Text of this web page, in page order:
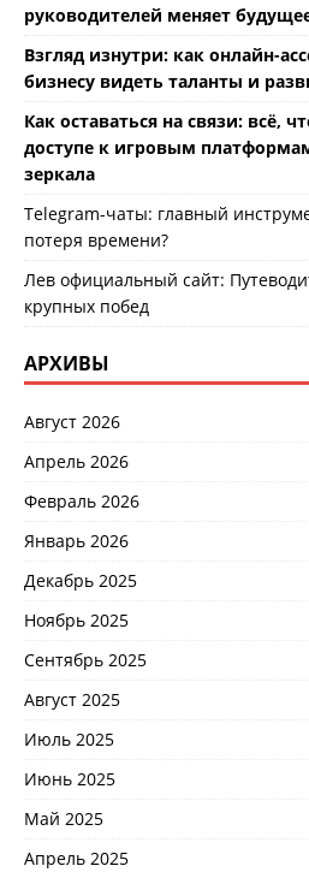
руководителей меняет
Взгляд изнутри: как онлайн-
бизнесу видеть таланты и
Как оставаться на связи: всё,
доступе к игровым
зеркала
Telegram-чаты: главный
потеря времени?
Лев официальный сайт:
крупных побед
АРХИВЫ
Август 2026
Апрель 2026
Февраль 2026
Январь 2026
Декабрь 2025
Ноябрь 2025
Сентябрь 2025
Август 2025
Июль 2025
Июнь 2025
Май 2025
Апрель 2025